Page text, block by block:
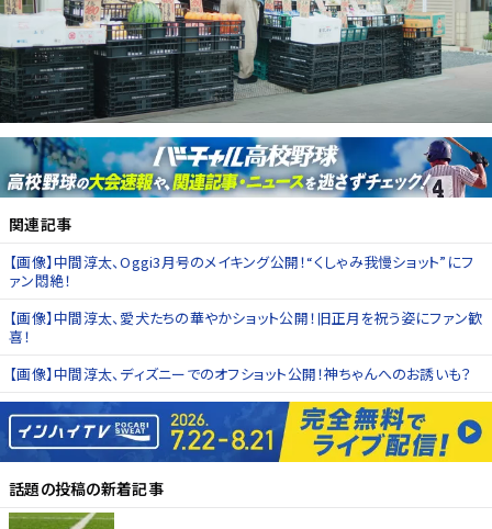
関連記事
【画像】中間淳太、Oggi3月号のメイキング公開！“くしゃみ我慢ショット”にフ
ァン悶絶！
【画像】中間淳太、愛犬たちの華やかショット公開！旧正月を祝う姿にファン歓
喜！
【画像】中間淳太、ディズニーでのオフショット公開！神ちゃんへのお誘いも？
話題の投稿の新着記事